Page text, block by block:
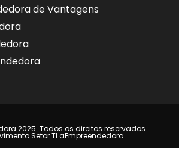
de Vantagens
2025. Todos os direitos reservados.
Setor TI aEmpreendedora